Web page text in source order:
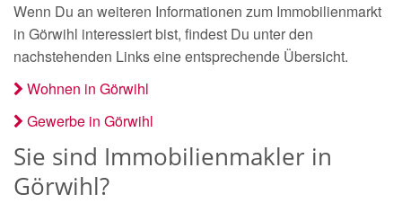
Wenn Du an weiteren Informationen zum Immobilienmarkt
in Görwihl interessiert bist, findest Du unter den
nachstehenden Links eine entsprechende Übersicht.
Wohnen in Görwihl
Gewerbe in Görwihl
Sie sind Immobilienmakler in
Görwihl?